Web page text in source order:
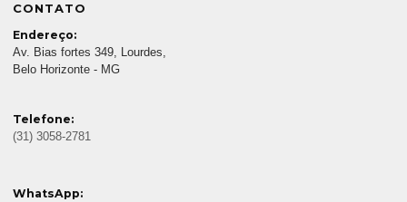
CONTATO
Endereço:
Av. Bias fortes 349, Lourdes,
Belo Horizonte - MG
Telefone:
(31) 3058-2781
WhatsApp: